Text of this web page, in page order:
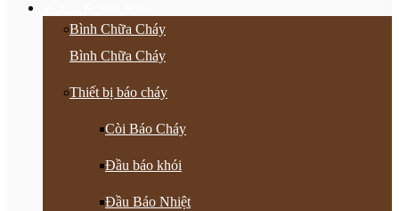
Bình Chữa Cháy
Bình Chữa Cháy
Thiết bị báo cháy
Còi Báo Cháy
Đầu báo khói
Đầu Báo Nhiệt